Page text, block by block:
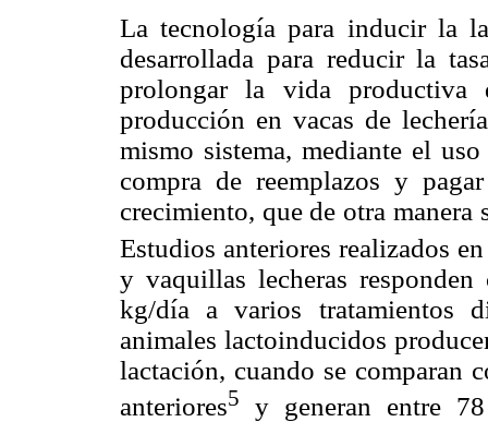
La tecnología para inducir la
desarrollada para reducir la
prolongar la vida
producción en vacas de
mismo sistema, mediante el
compra de reemplazos y
crecimiento, que de otra
Estudios anteriores realizados
y vaquillas lecheras
kg/día a varios tratamientos
animales lactoinducidos
lactación, cuando se comparan
anteriores5
y generan entre